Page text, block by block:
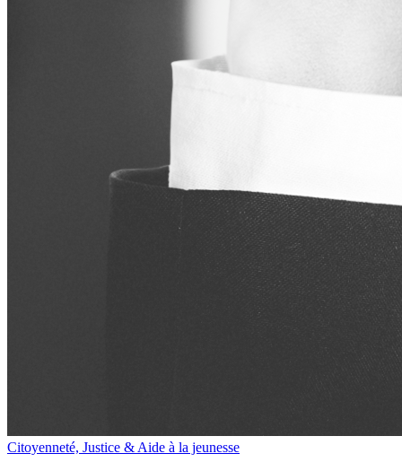
Citoyenneté, Justice & Aide à la jeunesse